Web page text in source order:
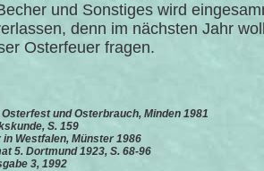
und Sonstiges wird
denn im nächsten Jahr
Osterfeuer fragen.
und Osterbrauch, Minden 1981
S. 159
Westfalen, Münster 1986
5. Dortmund 1923, S. 68-96
3, 1992